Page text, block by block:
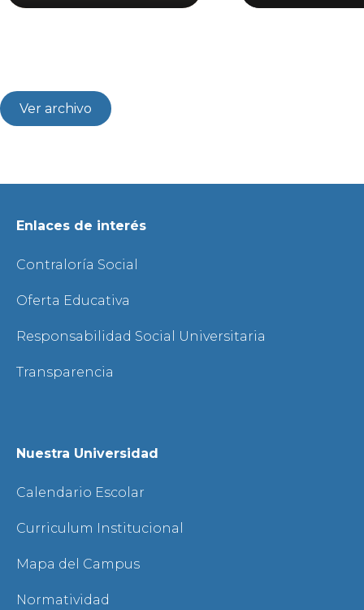
Ver archivo
Enlaces de interés
Contraloría Social
Oferta Educativa
Responsabilidad Social Universitaria
Transparencia
Nuestra Universidad
Calendario Escolar
Curriculum Institucional
Mapa del Campus
Normatividad